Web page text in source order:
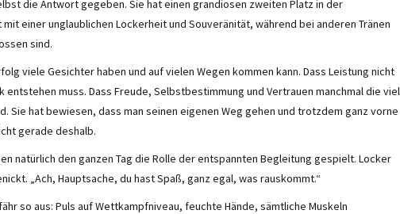
die Antwort gegeben. Sie hat einen grandiosen zweiten Platz in der
einer unglaublichen Lockerheit und Souveränität, während bei anderen Tränen
sind.
viele Gesichter haben und auf vielen Wegen kommen kann. Dass Leistung nicht
entstehen muss. Dass Freude, Selbstbestimmung und Vertrauen manchmal die viel
Sie hat bewiesen, dass man seinen eigenen Weg gehen und trotzdem ganz vorne
gerade deshalb.
natürlich den ganzen Tag die Rolle der entspannten Begleitung gespielt. Locker
„Ach, Hauptsache, du hast Spaß, ganz egal, was rauskommt.“
so aus: Puls auf Wettkampfniveau, feuchte Hände, sämtliche Muskeln